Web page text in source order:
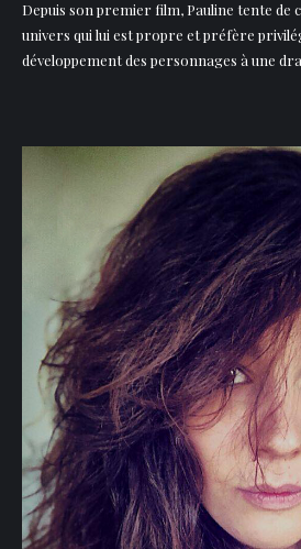
Depuis son premier film, Pauline tente de
univers qui lui est propre et préfère
développement des personnages à une